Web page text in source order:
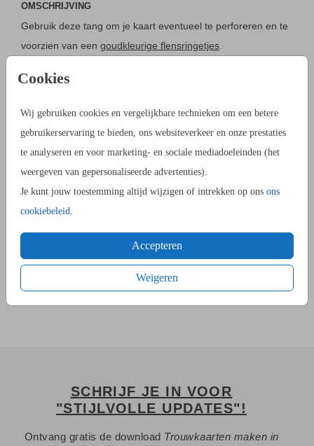
Cookies
Wij gebruiken cookies en vergelijkbare technieken om een betere
gebruikerservaring te bieden, ons websiteverkeer en onze prestaties
te analyseren en voor marketing- en sociale mediadoeleinden (het
weergeven van gepersonaliseerde advertenties).
Je kunt jouw toestemming altijd wijzigen of intrekken op ons ons
cookiebeleid
Accepteren
Weigeren
OMSCHRIJVING
Gebruik deze tang om je kaart eventueel te perforeren en te
voorzien van een goudkleurige flensringetjes
HANDLEIDING
volg de volgende stappen:
STAP 1:Plaats de kaart(en) in de bovenste gleuf van de
tang om de perforatie te maken.
STAP 2:Plaats het ringetje in de perforatie met het brede
uiteinde aan de voorkant van de kaart.
STAP 3:
Prijs:€ 22,95 per 1 flenstang
SCHRIJF JE IN VOOR
"STIJLVOLLE UPDATES"!
Ontvang gratis de download Trouwkaarten maken in